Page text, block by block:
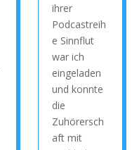
ihrer
Podcastreih
e Sinnflut
war ich
eingeladen
und konnte
die
Zuhörersch
aft mit